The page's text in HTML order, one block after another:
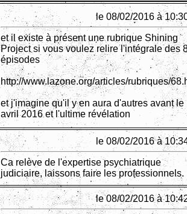
le 08/02/2016 à
et il existe à présent une rubrique Shining
Project si vous voulez relire l'intégrale des
épisodes
http://www.lazone.org/articles/rubriques/
et j'imagine qu'il y en aura d'autres avant le
avril 2016 et l'ultime révélation
le 08/02/2016 à
Ca relève de l'expertise psychiatrique
judiciaire, laissons faire les professionnels.
le 08/02/2016 à